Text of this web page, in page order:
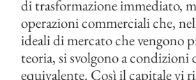
di trasformazione immediato,
operazioni commerciali che,
ideali di mercato che vengono
teoria, si svolgono a condizioni
equivalente. Così il capitale vi